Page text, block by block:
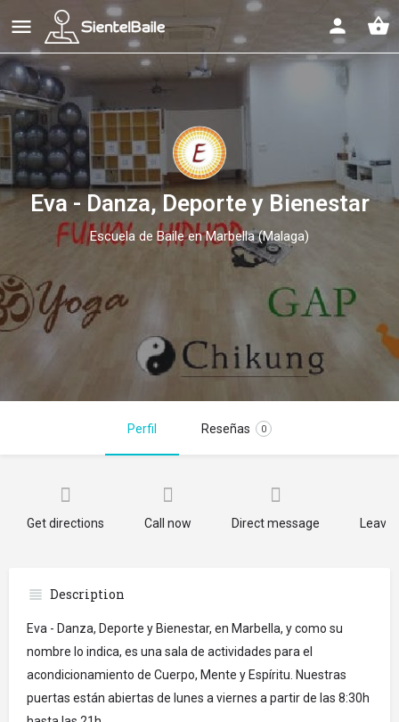
shopping_basket
Eva - Danza, Deporte y Bienestar
Escuela de Baile en Marbella (Malaga)
Perfil Reseñas 0
Get directions Call now Direct message
Description
Eva - Danza, Deporte y Bienestar, en Marbella, y como su
nombre lo indica, es una sala de actividades para el
acondicionamiento de Cuerpo, Mente y Espíritu. Nuestras
puertas están abiertas de lunes a viernes a partir de las 8:30h